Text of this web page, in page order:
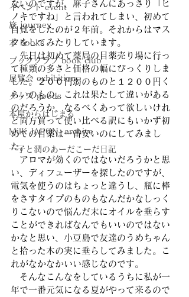
イベント event
旅 journey
本 books
ブッククラブ book club
展覧会 exhibition
グッズ goods
本屋からはじまる
MilK JAPON, archive
一子と潤のあーだこーだ日記
ないのですが、麻子さんにあっさり「ヒ
ノキですね」と言われてしまい、初めて
自覚をしたのが２年前。それからはマス
クをしてみたりしています。
先日は初めて薬局の目薬売り場に行っ
て種類の多さと価格の幅にびっくりしま
した。２００円弱のものと１２００円く
らいのもの。これは果たして違いがある
のだろうか、なるべくあって欲しいけれ
ど両方買って使い比べる訳にもいかず初
めての目薬は一番安いのにしてみまし
た。
アロマが効くのではないだろうかと思
い、ディフューザーを探したのですが、
電気を使うのはちょっと違うし、瓶に棒
をさすタイプのものもなんだかなしっく
りこないので悩んだ末にオイルを垂らす
ことができればなんでもいいのではない
かなと思い、小豆島で友達のうめちゃん
と拾った木の実に垂らしてみました。こ
れがなかなかいい感じなのです。
そんなこんなをしているうちに私が一
年で一番元気になる夏がやって来るので